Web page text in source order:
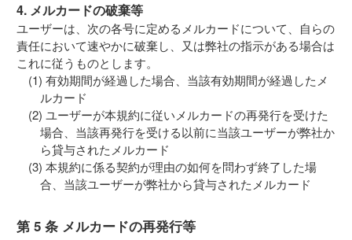
4. メルカードの破棄等
ユーザーは、次の各号に定めるメルカードについて、自らの
責任において速やかに破棄し、又は弊社の指示がある場合は
これに従うものとします。
有効期間が経過した場合、当該有効期間が経過したメ
ルカード
ユーザーが本規約に従いメルカードの再発行を受けた
場合、当該再発行を受ける以前に当該ユーザーが弊社か
ら貸与されたメルカード
本規約に係る契約が理由の如何を問わず終了した場
合、当該ユーザーが弊社から貸与されたメルカード
第 5 条 メルカードの再発行等